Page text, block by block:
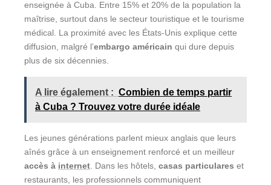
enseignée à Cuba. Entre 15% et 20% de la population la
maîtrise, surtout dans le secteur touristique et le tourisme
médical. La proximité avec les États-Unis explique cette
diffusion, malgré l’embargo américain qui dure depuis
plus de six décennies.
A lire également : Combien de temps partir
à Cuba ? Trouvez votre durée idéale
Les jeunes générations parlent mieux anglais que leurs
aînés grâce à un enseignement renforcé et un meilleur
accès à internet . Dans les hôtels, casas particulares et
restaurants, les professionnels communiquent